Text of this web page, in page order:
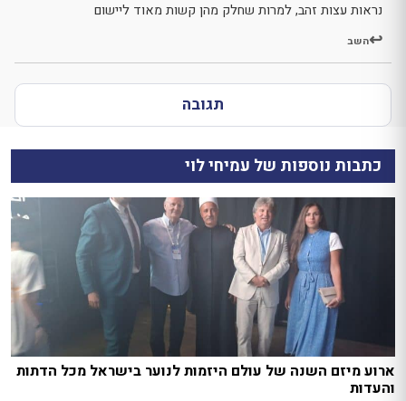
נראות עצות זהב, למרות שחלק מהן קשות מאוד ליישום
השב
תגובה
כתבות נוספות של עמיחי לוי
ארוע מיזם השנה של עולם היזמות לנוער בישראל מכל הדתות
והעדות